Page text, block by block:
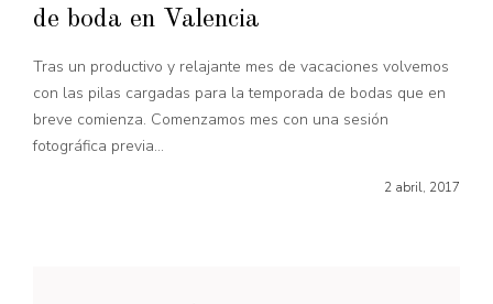
de boda en Valencia
Tras un productivo y relajante mes de vacaciones volvemos
con las pilas cargadas para la temporada de bodas que en
breve comienza. Comenzamos mes con una sesión
fotográfica previa...
2 abril, 2017